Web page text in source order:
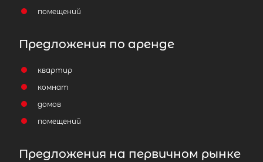
помещений
Предложения по аренде
квартир
комнат
домов
помещений
Предложения на первичном рынке